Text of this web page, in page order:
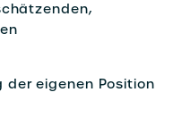
der eigenen Position